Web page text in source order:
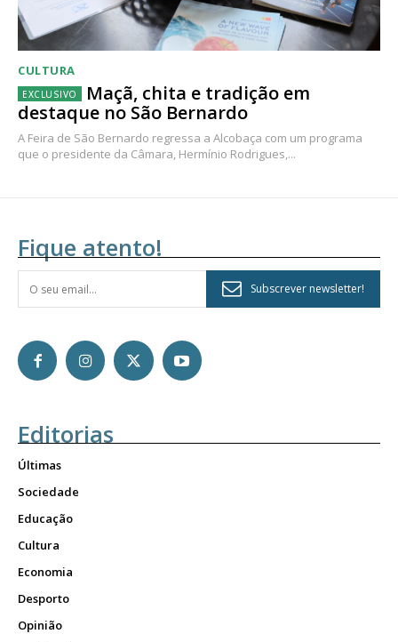
CULTURA
Maçã, chita e tradição em
destaque no São Bernardo
A Feira de São Bernardo regressa a Alcobaça com um programa
que o presidente da Câmara, Hermínio Rodrigues,...
Fique atento!
Subscrever newsletter!
Editorias
Últimas
Sociedade
Educação
Cultura
Economia
Desporto
Opinião